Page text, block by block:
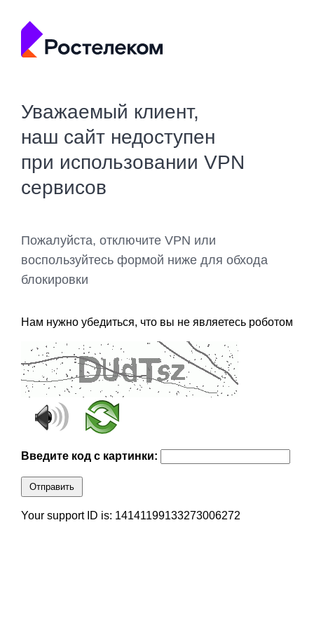
Уважаемый клиент,
наш сайт недоступен
при использовании VPN
сервисов
Пожалуйста, отключите VPN или
воспользуйтесь формой ниже для обхода
блокировки
Нам нужно убедиться, что вы не являетесь роботом
Введите код с картинки:
Отправить
Your support ID is: 14141199133273006272